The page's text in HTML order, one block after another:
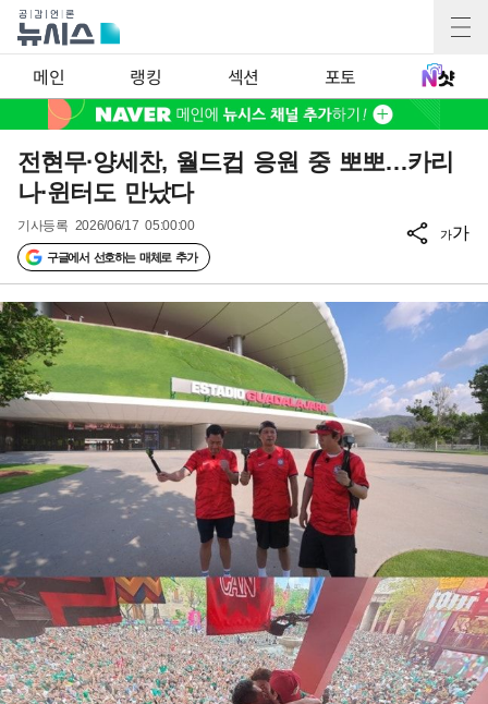
메인 랭킹 섹션 포토
전현무·양세찬, 월드컵 응원 중 뽀뽀…카리
나·윈터도 만났다
기사등록 2026/06/17 05:00:00
구글에서 선호하는 매체로 추가
가가